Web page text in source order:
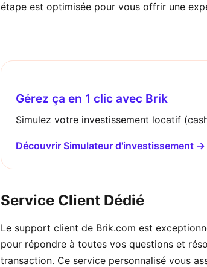
étape est optimisée pour vous offrir une
Gérez ça en 1 clic avec Brik
Simulez votre investissement locatif
Découvrir Simulateur d'investissement →
Service Client Dédié
Le support client de Brik.com est
pour répondre à toutes vos questions et
transaction. Ce service personnalisé vous